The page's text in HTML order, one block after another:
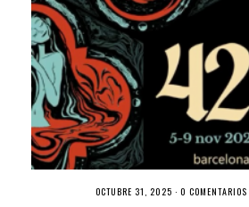
OCTUBRE 31, 2025 · 0 COMENTARIOS